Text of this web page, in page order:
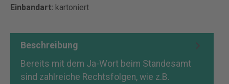
Einbandart: kartoniert
Beschreibung
Bereits mit dem Ja-Wort beim Standesamt
sind zahlreiche Rechtsfolgen, wie z.B.